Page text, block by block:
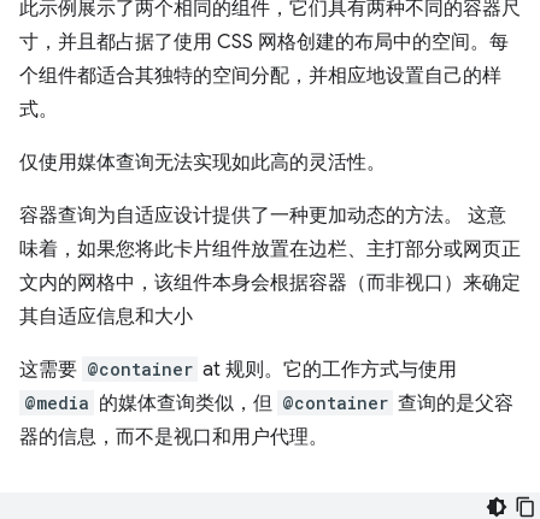
此示例展示了两个相同的组件，它们具有两种不同的容器尺
寸，并且都占据了使用 CSS 网格创建的布局中的空间。每
个组件都适合其独特的空间分配，并相应地设置自己的样
式。
仅使用媒体查询无法实现如此高的灵活性。
容器查询为自适应设计提供了一种更加动态的方法。 这意
味着，如果您将此卡片组件放置在边栏、主打部分或网页正
文内的网格中，该组件本身会根据容器（而非视口）来确定
其自适应信息和大小
这需要 @container at 规则。它的工作方式与使用
@media 的媒体查询类似，但 @container 查询的是父容
器的信息，而不是视口和用户代理。